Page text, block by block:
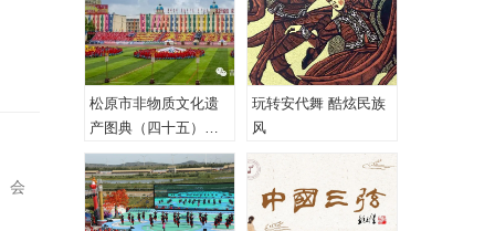
会
松原市非物质文化遗
产图典（四十五）蒙
古族安代舞
玩转安代舞 酷炫民族
风